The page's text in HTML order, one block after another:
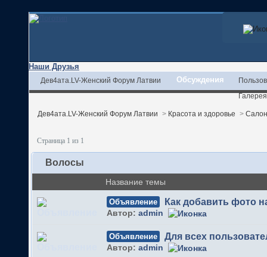
Наши Друзья
Дев4ата.LV-Женский Форум Латвии Обсуждения
Галерея
Дев4ата.LV-Женский Форум Латвии > Красота и здоровье >
Страница 1 из 1
Волосы
Название темы
Объявление Как добавить фото
Автор: admin
Объявление Для всех
Автор: admin